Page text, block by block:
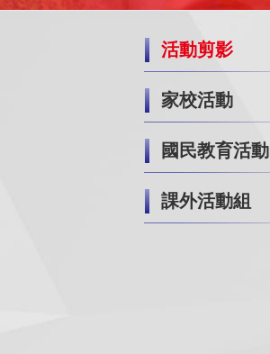
活動剪影
家校活動
國民教育活動
課外活動組